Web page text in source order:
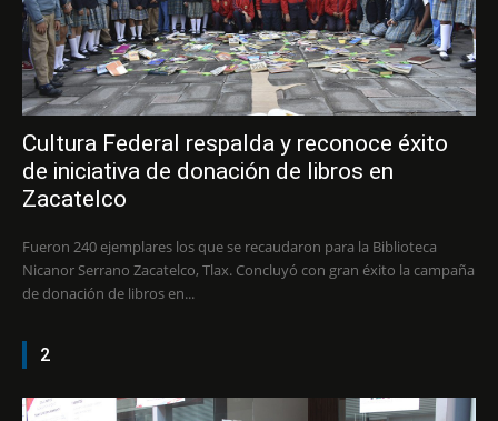
Cultura Federal respalda y reconoce éxito
de iniciativa de donación de libros en
Zacatelco
Fueron 240 ejemplares los que se recaudaron para la Biblioteca
Nicanor Serrano Zacatelco, Tlax. Concluyó con gran éxito la campaña
de donación de libros en...
2